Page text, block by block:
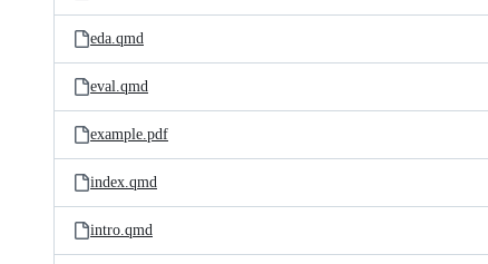
eda.qmd
eval.qmd
example.pdf
index.qmd
intro.qmd